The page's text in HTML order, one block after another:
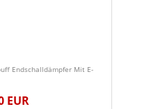
Endschalldämpfer Mit E-
EUR